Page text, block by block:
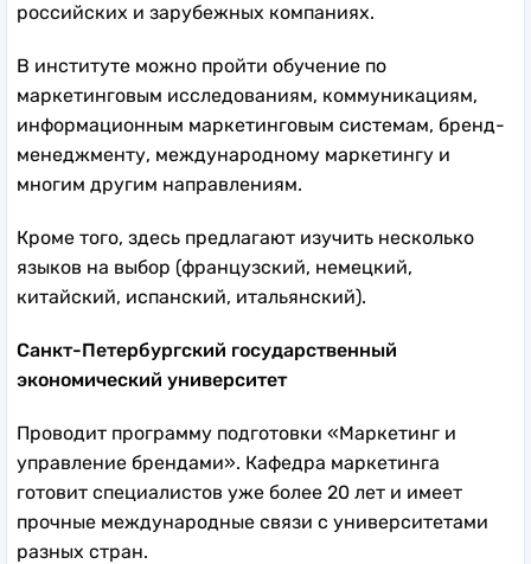
российских и зарубежных компаниях.
В институте можно пройти обучение по
маркетинговым исследованиям, коммуникациям,
информационным маркетинговым системам, бренд-
менеджменту, международному маркетингу и
многим другим направлениям.
Кроме того, здесь предлагают изучить несколько
языков на выбор (французский, немецкий,
китайский, испанский, итальянский).
Санкт-Петербургский государственный
экономический университет
Проводит программу подготовки «Маркетинг и
управление брендами». Кафедра маркетинга
готовит специалистов уже более 20 лет и имеет
прочные международные связи с университетами
разных стран.